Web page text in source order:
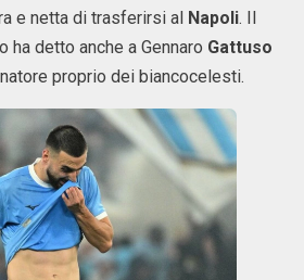
e netta di trasferirsi al Napoli. Il
detto anche a Gennaro Gattuso
proprio dei biancocelesti.